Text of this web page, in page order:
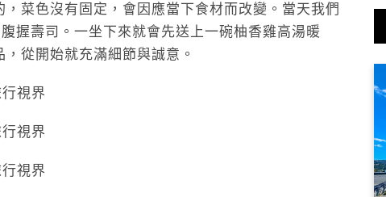
菜色沒有固定，會因應當下食材而改變。當天我們
握壽司。一坐下來就會先送上一碗柚香雞高湯暖
從開始就充滿細節與誠意。